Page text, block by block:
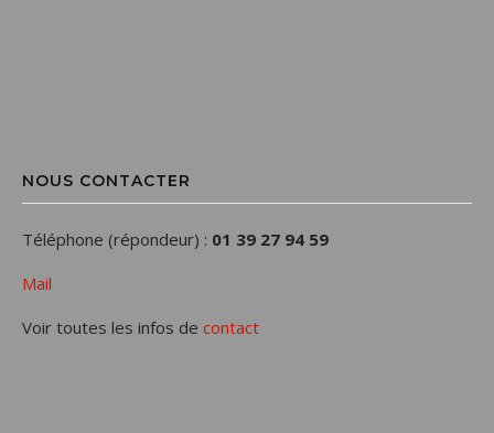
NOUS CONTACTER
Téléphone (répondeur) : 01 39 27 94 59
Mail
Voir toutes les infos de contact